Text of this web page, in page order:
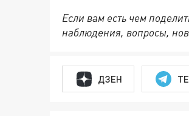
Если вам есть чем
наблюдения, вопросы,
ДЗЕН